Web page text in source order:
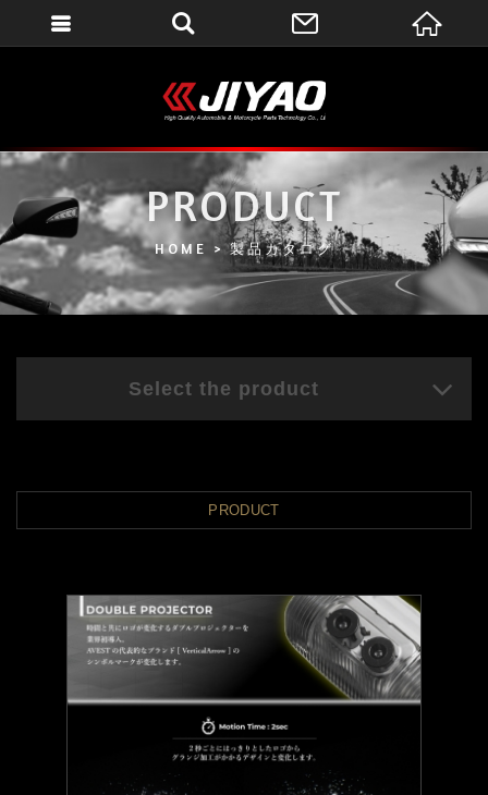
PRODUCT
HOME 製品カタログ
Select the product
PRODUCT
會員登入(燈箱)
加入會員
忘記密碼
密碼修改
訂單查詢
個人資料修改
會員登出
填寫匯款通知